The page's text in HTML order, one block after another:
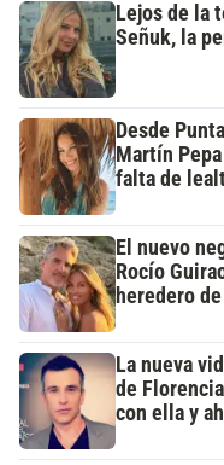
Lejos de la
Señuk, la
Desde
Martín
falta de
El nuevo
Rocío
heredero
La nueva
de
con ella y